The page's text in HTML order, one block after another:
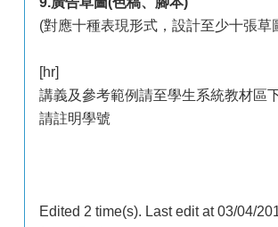
(對應十種表現形式，設計至少十張
[hr]
講義及參考範例請至學生系統教材區
請註明學號
Edited 2 time(s). Last edit at 03/04/